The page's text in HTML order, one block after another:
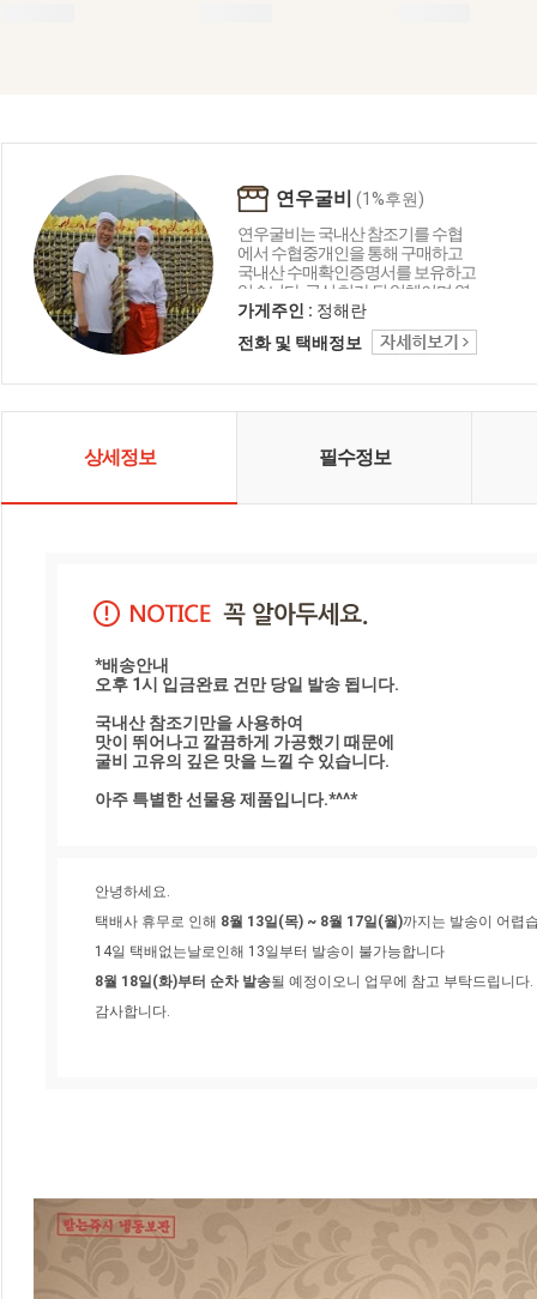
연우굴비 (1%후원)
연우굴비는 국내산 참조기를 수협
에서 수협중개인을 통해 구매하고
국내산 수매확인증명서를 보유하고
있습니다. 공식 허가 된 업체이며 영
광 법성포 사업단의 회원업체로서
판매하는 업체입니다.
가게주인 : 정해란
전화 및 택배정보
상세정보 필수정보
*배송안내
오후 1시 입금완료 건만 당일 발송 됩니다.
국내산 참조기만을 사용하여
맛이 뛰어나고 깔끔하게 가공했기 때문에
굴비 고유의 깊은 맛을 느낄 수 있습니다.
아주 특별한 선물용 제품입니다.*^^*
안녕하세요.
택배사 휴무로 인해 8월 13일(목) ~ 8월 17일(월)까지는 발송이 어렵
14일 택배없는날로인해 13일부터 발송이 불가능합니다
8월 18일(화)부터 순차 발송​될 예정이오니 업무에 참고 부탁드립니다.
감사합니다.